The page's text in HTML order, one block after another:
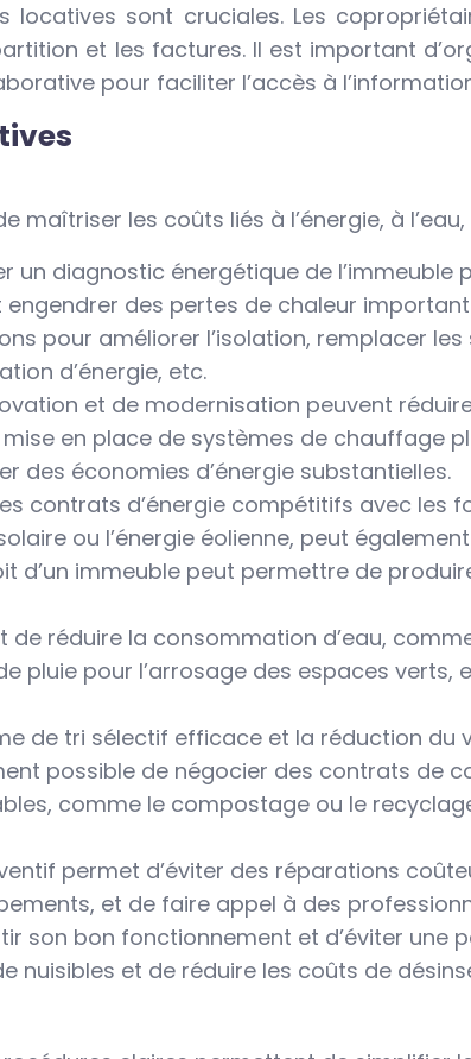
sont cruciales. Les
et les factures. Il est important
pour faciliter l’accès à
les coûts liés à l’énergie, à
un diagnostic énergétique de l’immeuble
engendrer des pertes de chaleur
pour améliorer l’isolation, remplacer
d’énergie, etc.
et de modernisation peuvent
en place de systèmes de chauffage
des économies d’énergie substantielles.
contrats d’énergie compétitifs avec les
ou l’énergie éolienne, peut
d’un immeuble peut permettre de
de réduire la consommation d’eau,
pluie pour l’arrosage des espaces
de tri sélectif efficace et la réduction
possible de négocier des contrats de
comme le compostage ou le
permet d’éviter des réparations
et de faire appel à des
son bon fonctionnement et d’éviter une
nuisibles et de réduire les coûts de